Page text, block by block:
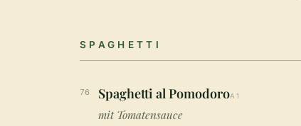
SPAGHETTI
76 Spaghetti al PomodoroA1
mit Tomatensauce